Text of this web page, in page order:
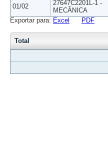
01/02
27647C2201L-1 -
MECÂNICA
Exportar para: Excel PDF
Total